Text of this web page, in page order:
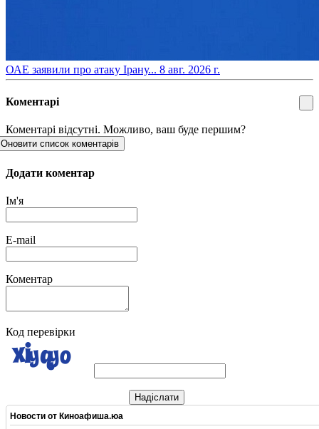
​ОАЕ заявили про атаку Ірану... 8 авг. 2026 г.
Коментарі
Коментарі відсутні. Можливо, ваш буде першим?
Оновити список коментарів
Додати коментар
Ім'я
E-mail
Коментар
Код перевірки
Надіслати
Новости от Киноафиша.юа